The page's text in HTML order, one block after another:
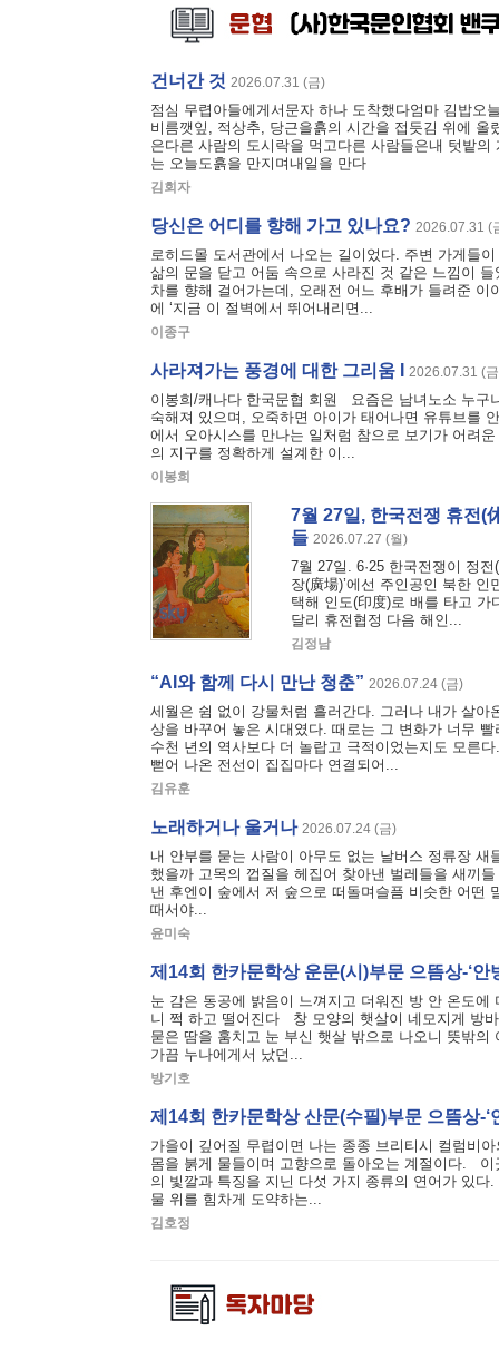
건너간 것 2026.07.31 (금)
점심 무렵아들에게서문자 하나 도착했다엄마 김밥오
비름깻잎, 적상추, 당근을흙의 시간을 접듯김 위에
은다른 사람의 도시락을 먹고다른 사람들은내 텃밭
는 오늘도흙을 만지며내일을 만다
김회자
당신은 어디를 향해 가고 있나요? 2026.07.31 (
로히드몰 도서관에서 나오는 길이었다. 주변 가게들
삶의 문을 닫고 어둠 속으로 사라진 것 같은 느낌이
차를 향해 걸어가는데, 오래전 어느 후배가 들려준
에 ‘지금 이 절벽에서 뛰어내리면...
이종구
사라져가는 풍경에 대한 그리움 I 2026.07.31 (
이봉희/캐나다 한국문협 회원 요즘은 남녀노소 누구
숙해져 있으며, 오죽하면 아이가 태어나면 유튜브를
에서 오아시스를 만나는 일처럼 참으로 보기가 어려
의 지구를 정확하게 설계한 이...
이봉희
7월 27일, 한국전쟁 휴전(
들 2026.07.27 (월)
7월 27일. 6·25 한국전쟁이 정
장(廣場)’에선 주인공인 북한
택해 인도(印度)로 배를 타고
달리 휴전협정 다음 해인...
김정남
“AI와 함께 다시 만난 청춘” 2026.07.24 (금)
세월은 쉼 없이 강물처럼 흘러간다. 그러나 내가 살
상을 바꾸어 놓은 시대였다. 때로는 그 변화가 너무
수천 년의 역사보다 더 놀랍고 극적이었는지도 모른
뻗어 나온 전선이 집집마다 연결되어...
김유훈
노래하거나 울거나 2026.07.24 (금)
내 안부를 묻는 사람이 아무도 없는 날버스 정류장
했을까 고목의 껍질을 헤집어 찾아낸 벌레들을 새끼
낸 후엔이 숲에서 저 숲으로 떠돌며슬픔 비슷한 어
때서야...
윤미숙
제14회 한카문학상 운문(시)부문 으뜸상-‘안
눈 감은 동공에 밝음이 느껴지고 더워진 방 안 온도
니 쩍 하고 떨어진다 창 모양의 햇살이 네모지게 방
묻은 땀을 훔치고 눈 부신 햇살 밖으로 나오니 뜻밖
가끔 누나에게서 났던...
방기호
제14회 한카문학상 산문(수필)부문 으뜸상-‘
가을이 깊어질 무렵이면 나는 종종 브리티시 컬럼비
몸을 붉게 물들이며 고향으로 돌아오는 계절이다.
의 빛깔과 특징을 지닌 다섯 가지 종류의 연어가 있
물 위를 힘차게 도약하는...
김호정